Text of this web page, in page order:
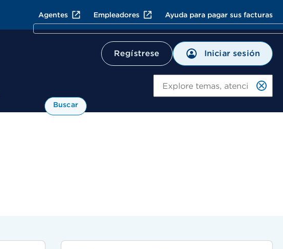
Agentes Empleadores Ayuda para pagar sus facturas
Regístrese Iniciar sesión
Buscar